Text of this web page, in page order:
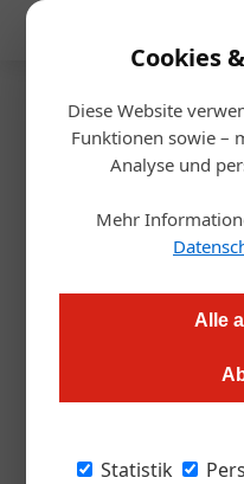
Cookies
Diese Website
Funktionen sowie –
Analyse und
Mehr
Alle
Statistik
Artikel
Mothwurf